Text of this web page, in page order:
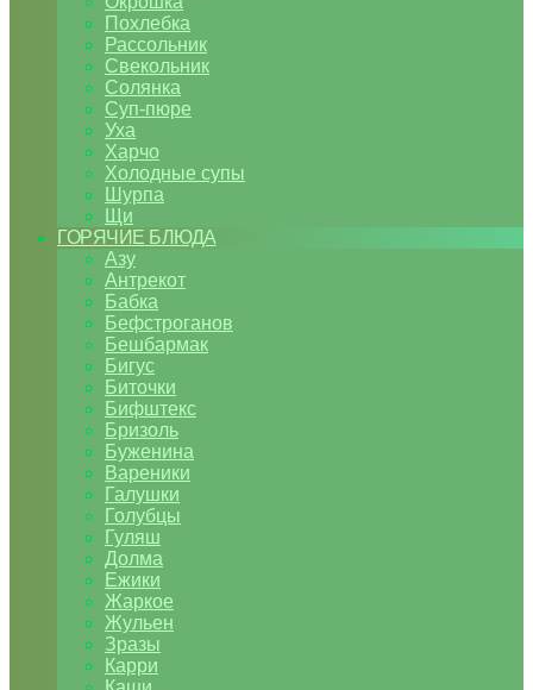
Похлебка
Рассольник
Свекольник
Солянка
Суп-пюре
Уха
Харчо
Холодные супы
Шурпа
Щи
ГОРЯЧИЕ БЛЮДА
Азу
Антрекот
Бабка
Бефстроганов
Бешбармак
Бигус
Биточки
Бифштекс
Бризоль
Буженина
Вареники
Галушки
Голубцы
Гуляш
Долма
Ежики
Жаркое
Жульен
Зразы
Карри